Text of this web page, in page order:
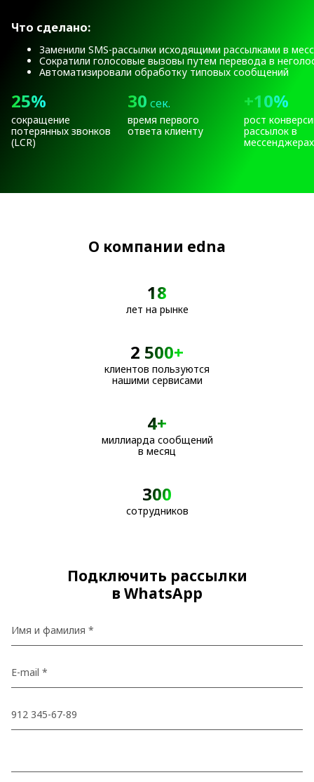
Что сделано:
Заменили SMS-рассылки исходящими рассылками в
Сократили голосовые вызовы путем перевода в
Автоматизировали обработку типовых сообщений
25%
сокращение
потерянных звонков
(LCR)
30 сек.
время первого
ответа клиенту
+10%
рост
рассылок в
мессенджерах
О компании edna
18
лет на рынке
2 500+
клиентов пользуются
нашими сервисами
4+
миллиарда сообщений
в месяц
300
сотрудников
Подключить рассылки
в WhatsApp